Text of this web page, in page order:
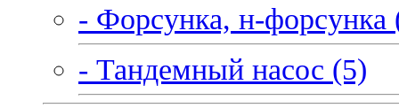
- Форсунка, н-форсунка
- Тандемный насос (5)